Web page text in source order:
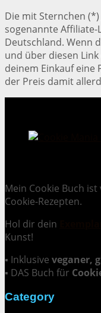
Die mit Sternchen
sogenannte Affiliate-
Deutschland. Wenn
und über diesen
deinem Einkauf eine
der Preis damit
Mein Cookie Buch
Cookie-Rezepten.
Hol dir dein
Kunst!
▪ Inklusive veganer,
▪ DAS Buch für
Category